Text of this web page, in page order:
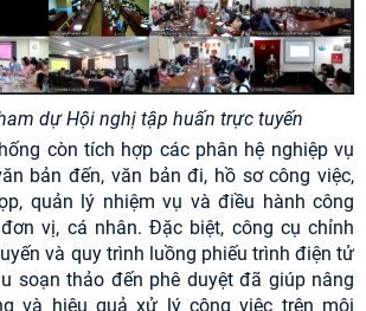
dự Hội nghị tập huấn trực tuyến
còn tích hợp các phân hệ nghiệp vụ
bản đến, văn bản đi, hồ sơ công việc,
quản lý nhiệm vụ và điều hành công
vị, cá nhân. Đặc biệt, công cụ chỉnh
và quy trình luồng phiếu trình điện tử
soạn thảo đến phê duyệt đã giúp nâng
và hiệu quả xử lý công việc trên môi